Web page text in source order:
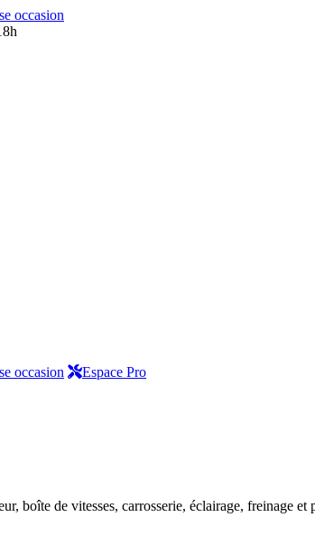
occasion
occasion
Espace Pro
boîte de vitesses, carrosserie, éclairage, freinage